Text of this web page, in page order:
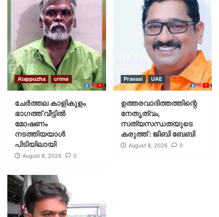
Alappuzha crime
ചേർത്തല കാളികുളം
ഭാഗത്ത് വീട്ടിൽ
മോഷണം
നടത്തിയയാൾ
പിടിയിലായി
August 8, 2026 0
Pravasi UAE
ഉത്തരവാദിത്തത്തിന്റെ
നേതൃത്വം,
സത്യസന്ധതയുടെ
കരുത്ത് : ജിബി ബേബി
August 8, 2026 0